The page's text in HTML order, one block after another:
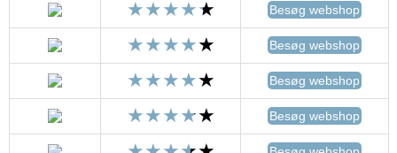
Besøg webshop
Besøg webshop
Besøg webshop
Besøg webshop